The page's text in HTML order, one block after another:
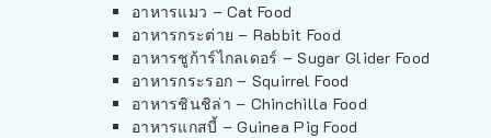
อาหารแมว – Cat Food
อาหารกระต่าย – Rabbit Food
อาหารชูก้าร์ไกลเดอร์ – Sugar Glider Food
อาหารกระรอก – Squirrel Food
อาหารชินชิล่า – Chinchilla Food
อาหารแกสบี้ – Guinea Pig Food